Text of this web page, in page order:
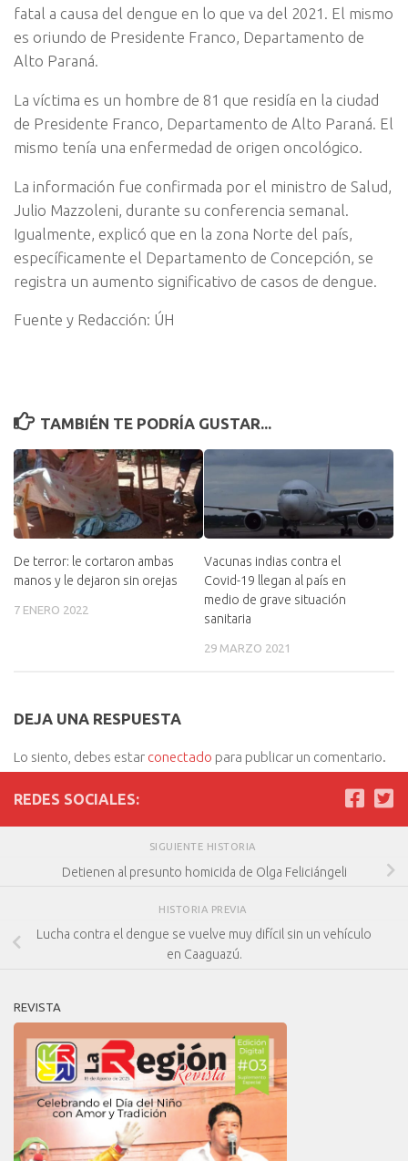
fatal a causa del dengue en lo que va del 2021. El mismo
es oriundo de Presidente Franco, Departamento de
Alto Paraná.
La víctima es un hombre de 81 que residía en la ciudad
de Presidente Franco, Departamento de Alto Paraná. El
mismo tenía una enfermedad de origen oncológico.
La información fue confirmada por el ministro de Salud,
Julio Mazzoleni, durante su conferencia semanal.
Igualmente, explicó que en la zona Norte del país,
específicamente el Departamento de Concepción, se
registra un aumento significativo de casos de dengue.
Fuente y Redacción: ÚH
TAMBIÉN TE PODRÍA GUSTAR...
De terror: le cortaron ambas
manos y le dejaron sin orejas
7 ENERO 2022
Vacunas indias contra el
Covid-19 llegan al país en
medio de grave situación
sanitaria
29 MARZO 2021
DEJA UNA RESPUESTA
Lo siento, debes estar conectado para publicar un comentario.
REDES SOCIALES:
SIGUIENTE HISTORIA
Detienen al presunto homicida de Olga Feliciángeli
HISTORIA PREVIA
Lucha contra el dengue se vuelve muy difícil sin un vehículo
en Caaguazú.
REVISTA